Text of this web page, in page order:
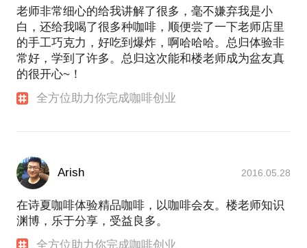
老师非常细心的给我讲解了很多，毫不嫌弃我是小
白，还给我喝了很多种咖啡，顺便尝了一下老师店里
的手工巧克力，好吃到爆炸，啊哈哈哈。总归体验非
常好，学到了许多。总归这次能和楼老师成为盆友真
的很开心~！
全方位助力你完成咖啡创业
Arish 2016.05.28
在诗夏咖啡体验精品咖啡，以咖啡会友。楼老师知识
渊博，乐于分享，受益良多。
全方位助力你完成咖啡创业